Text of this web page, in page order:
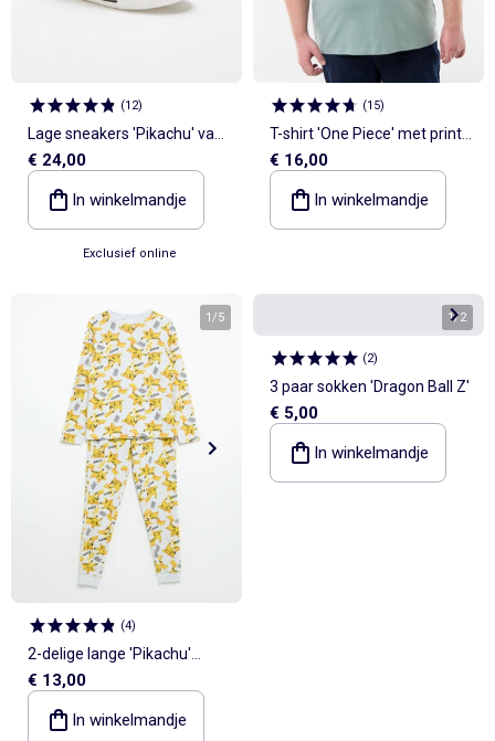
(12)
Lage sneakers 'Pikachu' van
canvas
€ 24,00
In winkelmandje
Exclusief online
(15)
T-shirt 'One Piece' met print
voor- en achterkant
€ 16,00
In winkelmandje
1/5
(4)
2-delige lange 'Pikachu'
'Pokémon' pyjamaset
€ 13,00
In winkelmandje
1/2
(2)
3 paar sokken 'Dragon Ball Z'
€ 5,00
In winkelmandje